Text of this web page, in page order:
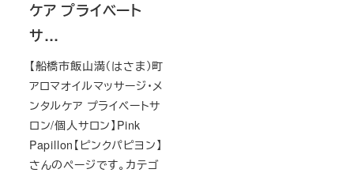
ケア プライベート
サ…
【船橋市飯山満（はさま）町
アロマオイルマッサージ・メ
ンタルケア プライベートサ
ロン/個人サロン】Pink
Papillon【ピンクパピヨン】
さんのページです。カテゴ